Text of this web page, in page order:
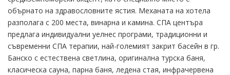
обърнато на здравословните ястия. Механата на хотела
разполага с 200 места, винарна и камина. СПА центъра
предлага индивидуални уелнес програми, традиционни и
съвременни СПА терапии, най-големият закрит басейн в гр.
Банско с естествена светлина, оригинална турска баня,
класическа сауна, парна баня, ледена стая, инфрачервена